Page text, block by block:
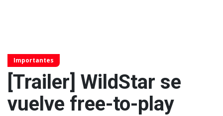
Importantes
[Trailer] WildStar se
vuelve free-to-play